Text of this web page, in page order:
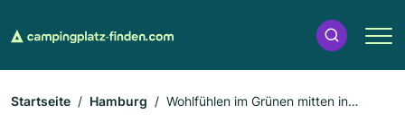
Startseite Hamburg
Wohlfühlen im Grünen mitten in